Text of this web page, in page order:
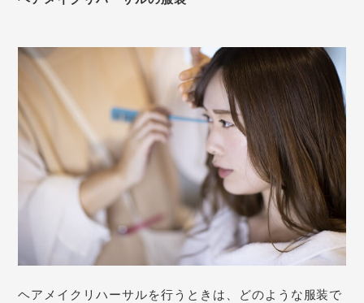
ヘアメイクリハーサルを行うときは、どのような服装で